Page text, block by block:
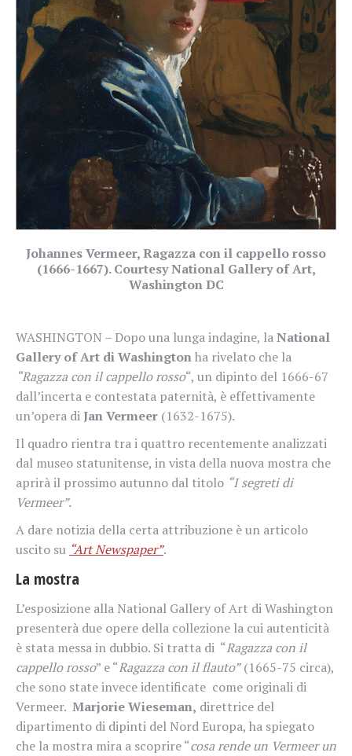
Johannes Vermeer, Ragazza con il cappello rosso
(1666-1667). Courtesy National Gallery of Art,
Washington DC
WASHINGTON – Dopo una lunga indagine, laNational
Gallery of Art di Washingtonha rivelato che la
“Ragazza con il cappello rosso“, un dipinto del 1666-67
dall’incerta e contestata paternità, è effettivamente
un’opera diJan Vermeer (1632-1675).
Il quadro rientra tra i quattro recentemente analizzati
dal museo statunitense, in vista della nuova mostra che
aprirà il prossimo autunno dal titolo “I segreti di
Vermeer”.
A dare notizia della certa attribuzione è un articolo
uscito su “Art Newspaper”.
La mostra
L’esposizione alla National Gallery of Art di Washington
presenterà due opere della collezione la cui autenticità
è stata messa in dubbio. Si tratta di “Ragazza con il
cappello rosso” e “Ragazza con il flauto”(1665-75 circa),
che sono state invece identificate come originali di
Vermeer. Marjorie Wieseman, direttrice del
dipartimento di dipinti del Nord Europa, ha spiegato
che la mostra mira a scoprire “cosa rende un Vermeer un